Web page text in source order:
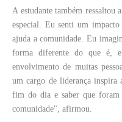
A estudante também
especial. Eu senti um
ajuda a comunidade. Eu
forma diferente do que é,
envolvimento de muitas
um cargo de liderança inspira
fim do dia e saber que foram
comunidade", afirmou.